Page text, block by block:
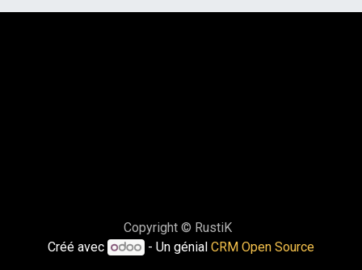
Copyright © RustiK
Créé avec
- Un génialCRM Open Source